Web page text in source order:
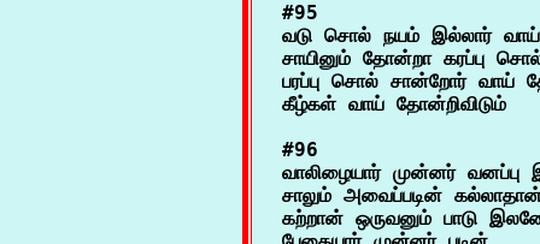
#95
வடு சொல் நயம் இல்லார்
சாயினும் தோன்றா கரப்பு
பரப்பு சொல் சான்றோர் வாய்
#96
வாலிழையார் முன்னர்
சாலும் அவைப்படின்
கற்றான் ஒருவனும் பாடு